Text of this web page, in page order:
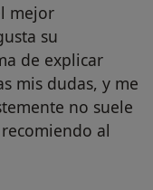
mejor
su
de explicar
mis dudas, y me
no suele
al